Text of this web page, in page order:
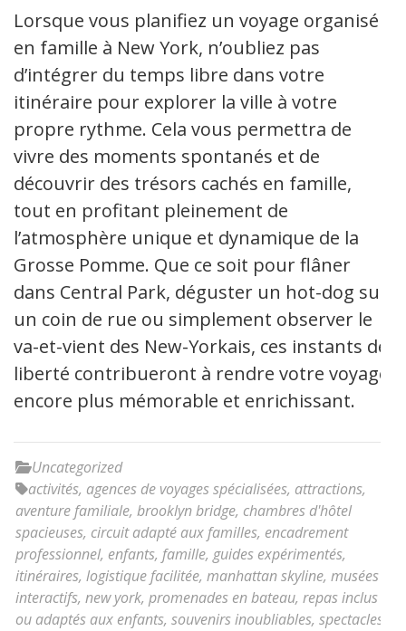
Lorsque vous planifiez un voyage organisé
en famille à New York, n’oubliez pas
d’intégrer du temps libre dans votre
itinéraire pour explorer la ville à votre
propre rythme. Cela vous permettra de
vivre des moments spontanés et de
découvrir des trésors cachés en famille,
tout en profitant pleinement de
l’atmosphère unique et dynamique de la
Grosse Pomme. Que ce soit pour flâner
dans Central Park, déguster un hot-dog sur
un coin de rue ou simplement observer le
va-et-vient des New-Yorkais, ces instants de
liberté contribueront à rendre votre voyage
encore plus mémorable et enrichissant.
Uncategorized
activités, agences de voyages spécialisées, attractions,
aventure familiale, brooklyn bridge, chambres d'hôtel
spacieuses, circuit adapté aux familles, encadrement
professionnel, enfants, famille, guides expérimentés,
itinéraires, logistique facilitée, manhattan skyline, musées
interactifs, new york, promenades en bateau, repas inclus
ou adaptés aux enfants, souvenirs inoubliables, spectacles